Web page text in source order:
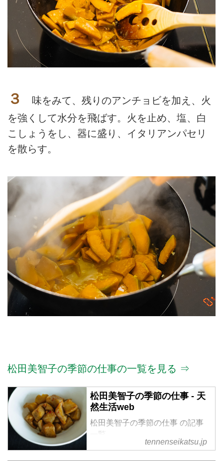
３
味をみて、残りのアンチョビを加え、火
を強くして水分を飛ばす。火を止め、塩、白
こしょうをし、器に盛り、イタリアンパセリ
を散らす。
松田美智子の季節の仕事の一覧を見る ⇒
松田美智子の季節の仕事 - 天
然生活web
松田美智子の季節の仕事 の記事
一覧
tennenseikatsu.jp